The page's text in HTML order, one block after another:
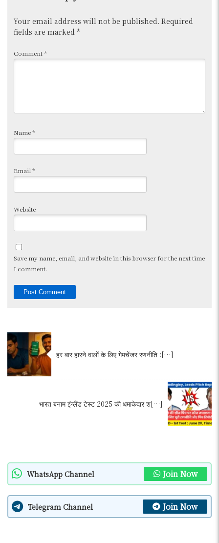
Your email address will not be published. Required
fields are marked *
Comment*
Name*
Email *
Website
Save my name, email, and website in this browser for the next time
I comment.
हर बार हारने वालों के लिए गेमचेंजर रणनीति :[…]
भारत बनाम इंग्लैंड टेस्ट 2025 की धमाकेदार श[…]
WhatsApp Channel Join Now
Telegram Channel Join Now